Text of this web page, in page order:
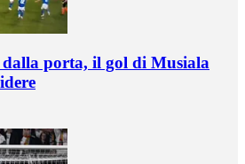
porta, il gol di Musiala